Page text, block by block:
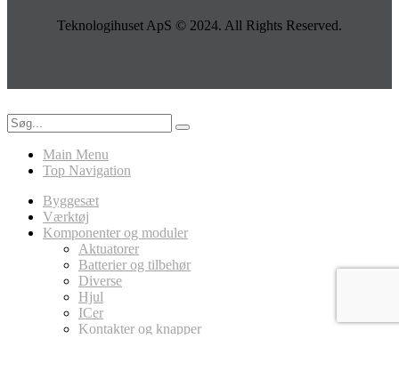
Teknologihuset ApS © 2024. All Rights Reserved.
Main Menu
Top Navigation
Byggesæt
Værktøj
Komponenter og moduler
Aktuatorer
Batterier og tilbehør
Diverse
Hjul
ICer
Kontakter og knapper